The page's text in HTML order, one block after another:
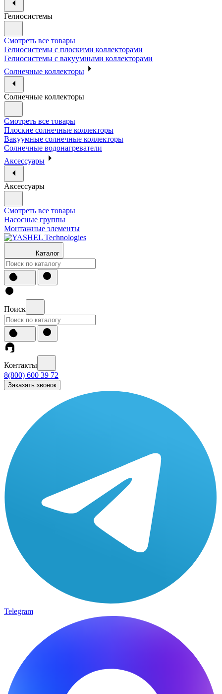
Гелиосистемы
Смотреть все товары
Гелиосистемы с плоскими коллекторами
Гелиосистемы с вакуумными коллекторами
Солнечные коллекторы
Солнечные коллекторы
Смотреть все товары
Плоские солнечные коллекторы
Вакуумные солнечные коллекторы
Солнечные водонагреватели
Аксессуары
Аксессуары
Смотреть все товары
Насосные группы
Монтажные элементы
Каталог
Поиск
Контакты
8(800) 600 39 72
Заказать звонок
Telegram